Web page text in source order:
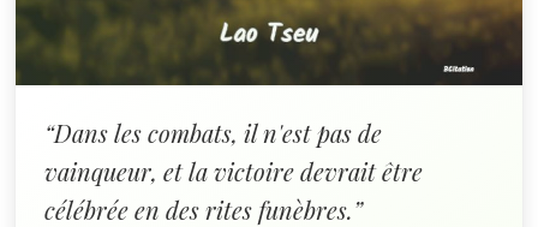
“Dans les combats, il n'est pas de
vainqueur, et la victoire devrait être
célébrée en des rites funèbres.”